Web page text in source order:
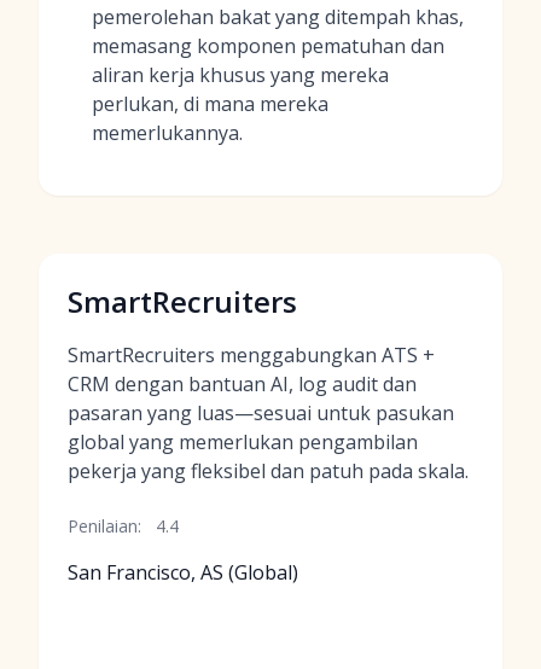
pemerolehan bakat yang ditempah khas,
memasang komponen pematuhan dan
aliran kerja khusus yang mereka
perlukan, di mana mereka
memerlukannya.
SmartRecruiters
SmartRecruiters menggabungkan ATS +
CRM dengan bantuan AI, log audit dan
pasaran yang luas—sesuai untuk pasukan
global yang memerlukan pengambilan
pekerja yang fleksibel dan patuh pada skala.
Penilaian: 4.4
San Francisco, AS (Global)